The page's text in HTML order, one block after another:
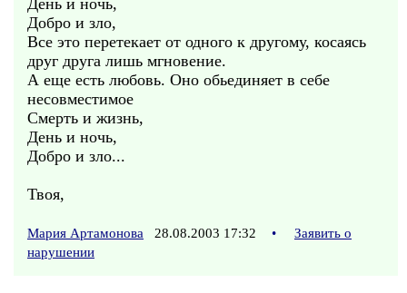
День и ночь,
Добро и зло,
Все это перетекает от одного к другому, косаясь
друг друга лишь мгновение.
А еще есть любовь. Оно обьединяет в себе
несовместимое
Смерть и жизнь,
День и ночь,
Добро и зло...
Твоя,
Мария Артамонова 28.08.2003 17:32 •
Заявить о
нарушении